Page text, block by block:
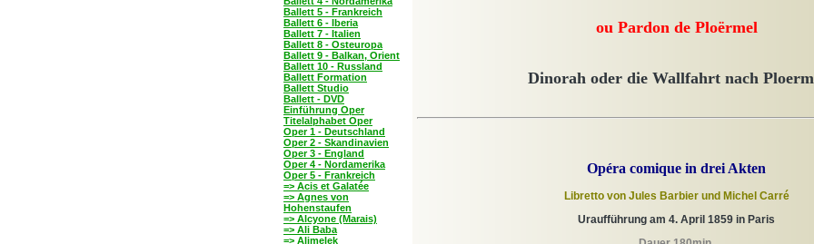
Ballett 5 - Frankreich
Ballett 6 - Iberia
Ballett 7 - Italien
Ballett 8 - Osteuropa
Ballett 9 - Balkan, Orient
Ballett 10 - Russland
Ballett Formation
Ballett Studio
Ballett - DVD
Einführung Oper
Titelalphabet Oper
Oper 1 - Deutschland
Oper 2 - Skandinavien
Oper 3 - England
Oper 4 - Nordamerika
Oper 5 - Frankreich
=> Acis et Galatée
=> Agnes von
Hohenstaufen
=> Alcyone (Marais)
=> Ali Baba
=> Alimelek
ou Pardon de Ploërmel
Dinorah oder die Wallfahrt nach
Opéra comique in drei Akten
Libretto von Jules Barbier und Michel Carré
Uraufführung am 4. April 1859 in Paris